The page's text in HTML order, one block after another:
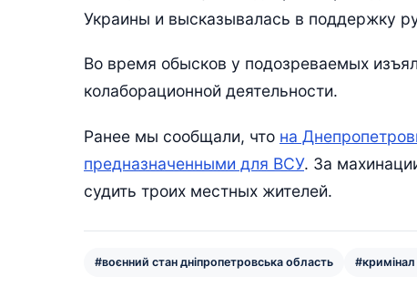
Украины и высказывалась в поддержку
Во время обысков у подозреваемых
колаборационной деятельности.
Ранее мы сообщали, что на
предназначенными для ВСУ. За
судить троих местных жителей.
#воєнний стан дніпропетровська область